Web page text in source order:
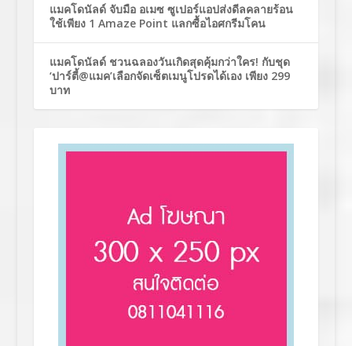
แมคโดนัลด์ จับมือ อเมซ ซูเปอร์แอปส่งดีลคลายร้อน
ใช้เพียง 1 Amaze Point แลกซื้อไอศกรีมโคน
แมคโดนัลด์ ชวนฉลองวันเกิดสุดคุ้มกว่าใคร! กับชุด
‘ปาร์ตี้@แมค’เลือกจัดเซ็ตเมนูโปรดได้เอง เพียง 299
บาท